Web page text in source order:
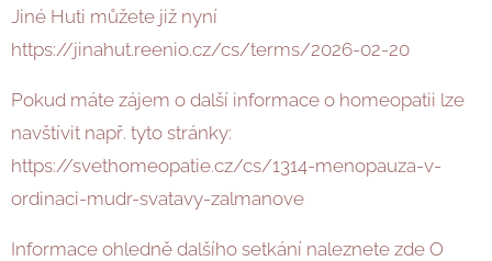
Jiné Huti můžete již nyní
https://jinahut.reenio.cz/cs/terms/2026-02-20
Pokud máte zájem o další informace o homeopatii lze
navštívit např. tyto stránky:
https://svethomeopatie.cz/cs/1314-menopauza-v-
ordinaci-mudr-svatavy-zalmanove
Informace ohledně dalšího setkání naleznete zde O